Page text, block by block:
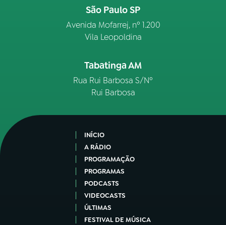
São Paulo SP
Avenida Mofarrej, nº 1.200
Vila Leopoldina
Tabatinga AM
Rua Rui Barbosa S/Nº
Rui Barbosa
INÍCIO
A RÁDIO
PROGRAMAÇÃO
PROGRAMAS
PODCASTS
VIDEOCASTS
ÚLTIMAS
FESTIVAL DE MÚSICA